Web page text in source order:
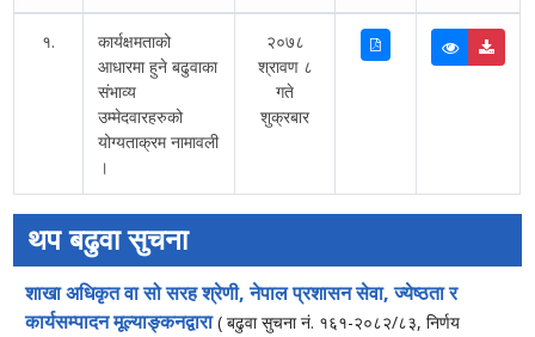
१.
कार्यक्षमताको
आधारमा हुने बढुवाका
संभाव्य
उम्मेदवारहरुको
योग्यताक्रम नामावली
।
२०७८
श्रावण ८
गते
शुक्रबार
थप बढुवा सुचना
शाखा अधिकृत वा सो सरह श्रेणी, नेपाल प्रशासन सेवा, ज्येष्ठता र
कार्यसम्पादन मूल्याङ्कनद्वारा( बढुवा सुचना नं. १६१-२०८२/८३, निर्णय